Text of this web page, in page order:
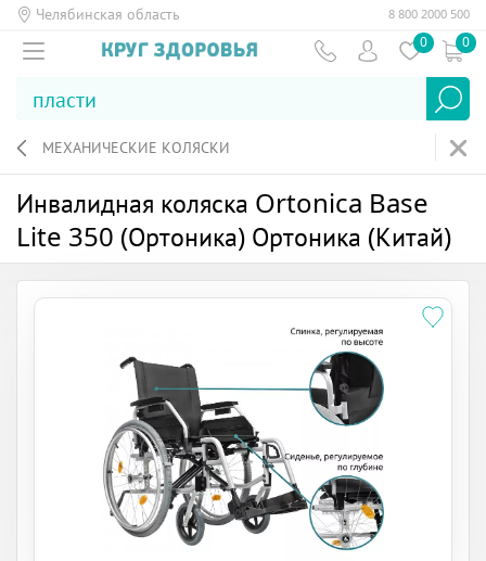
Челябинская область 8 800 2000 500
0 0
МЕХАНИЧЕСКИЕ КОЛЯСКИ
Инвалидная коляска Ortonica Base
Lite 350 (Ортоника) Ортоника (Китай)